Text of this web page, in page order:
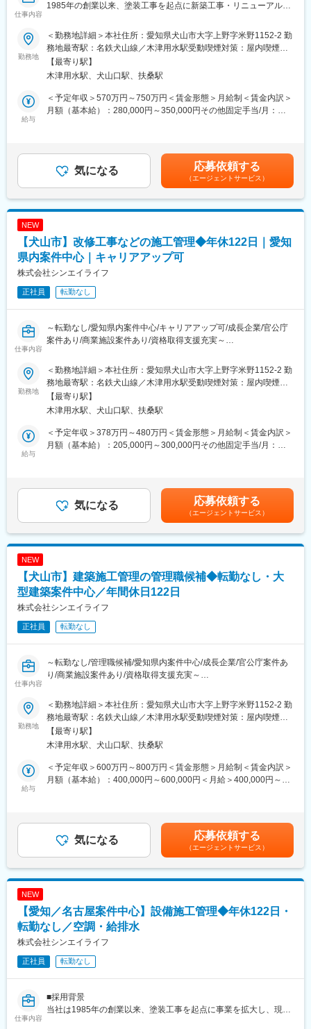
今回の募集は労務専任機能の強化を目的とした新設ポジションで
既存業務を引き継ぐだけではなく、より効率的かつ正確な労務管
理体制を構築していく役割も期待しています。事業の成長に伴い
従業員数も増加しているため、労務の重要性は今後ますます高ま
っていきます。
給与計算や社会保険業務に加え、勤怠管理や制度運用など幅広い
経験を積むことができるため、労務として専門性を高めながら長
期的なキャリア形成が可能です。
■当社について
建物塗装工事で培った技術力を強みに、修繕工事・耐震補強工
事・新築工事・不動産開発事業へと事業領域を拡大しています。
2020年に完成した本社にはトレーニングジムやゴルフ練習施設を
併設しており、社員が健康的に働ける環境づくりにも力を入れて
います。
変更の範囲：会社の定める業務
仕事内容
1985年の創業以来、塗装工事を起点に新築工事・リニューアル工
社。近年は工場・倉庫・事務所・店舗などの新築案件が増加して
おり、設計体制の強化を進めています。
今後もさらなる事業拡大を見据え、設計部門の中核人材として活
躍いただける方を募集します。
■職務概要
建物（工場/倉庫/事務所/集合住宅/店舗等）の設計をお任せしま
■業務内容
・顧客との打ち合わせ
＜規模感＞
RC造/S造1000m2～3000m2
＜お客様＞
設計業務だけに留まらず、お客様との打ち合わせから設計監理ま
で担当します。自分が考えた建物が完成していく過程を近くで見
＜幅広い建築物を経験できる＞
工場・倉庫・店舗・事務所・集合住宅など、多様な建築物に携わ
ります。
は最適な環境です。
・直行直帰可能
・繁忙期に土曜出勤した場合は案件完了後に連休取得も可能
・年間休日122日
・完全週休2日制（土日祝）
■当社について
当社は1985年創業の総合建設会社です。
事・新築工事・アスベスト除去工事・不動産開発事業まで幅広く
展開しています。建設業と不動産事業のシナジーを活かし、土地
で提供しています。
変更の範囲：会社の定める業務
勤務地
＜勤務地詳細＞本社住所：愛知県犬山市大字上野字米野1152-2 勤
務地最寄駅：名鉄犬山線／木津用水駅受動喫煙対策：屋内喫煙可
能場所あり変更の範囲：無
【最寄り駅】
木津用水駅、犬山口駅、扶桑駅
給与
＜予定年収＞570万円～750万円＜賃金形態＞月給制＜賃金内訳＞
月額（基本給）：280,000円～350,000円その他固定手当/月：
はあくまでも目安の金額であり、選考を通じて上下する可能性が
あります。月給(月額)は固定手当を含めた表記です。
気になる 応募依頼する
（エージェントサービス）
NEW
【犬山市】改修工事などの施工管理◆年休122日｜愛知
県内案件中心｜キャリアアップ可
株式会社シンエイライフ
正社員 転勤なし
仕事内容
～転勤なし/愛知県内案件中心/キャリアアップ可/成長企業/官公庁
案件あり/商業施設案件あり/資格取得支援充実～
■募集背景
1985年の創業以来、塗装工事を中心に事業を拡大し、現在では建
築工事、リニューアル工事、不動産開発まで幅広く展開している
当社。
安定した経営基盤のもと受注拡大を続けており、さらなる事業成
長と組織強化を目的として募集します。
これまで培ってきた施工管理経験を活かしながら、将来的には組
■概要
古くなった学校やマンション等を綺麗に再生させる「改修工事」
の指揮役です。職人さんの手配、スケジュール調整、安全確認な
まずは先輩の隣で、iPadを使った写真撮影や簡単な書類作成から
スタート。専門知識は入社後に少しずつ覚えれば大丈夫です。一
番大切なのは、職人さんに敬意を持って接し、現場のチームワー
はこの仕事ならではの特権です。引渡し後の連休取得など、メリ
■働き方
担当エリアは愛知県内が中心です。遠方への長期出張や宿泊を伴
行直帰にも対応しており、現場状況に応じて効率的に業務を進め
られます。
転勤もないため、愛知で長期的なキャリア形成を希望する方に適
した環境です。
■当社の特徴
当社は建築工事、リニューアル工事、塗装工事、不動産開発など
大手建設会社や官公庁との取引実績も豊富で、景気変動の影響を
受けにくい事業体制を実現しています。
勤務地
＜勤務地詳細＞本社住所：愛知県犬山市大字上野字米野1152-2 勤
務地最寄駅：名鉄犬山線／木津用水駅受動喫煙対策：屋内喫煙可
能場所あり変更の範囲：会社の定める事業所
【最寄り駅】
木津用水駅、犬山口駅、扶桑駅
給与
＜予定年収＞378万円～480万円＜賃金形態＞月給制＜賃金内訳＞
月額（基本給）：205,000円～300,000円その他固定手当/月：
金はあくまでも目安の金額であり、選考を通じて上下する可能性
があります。月給(月額)は固定手当を含めた表記です。
気になる 応募依頼する
（エージェントサービス）
NEW
【犬山市】建築施工管理の管理職候補◆転勤なし・大
型建築案件中心／年間休日122日
株式会社シンエイライフ
正社員 転勤なし
仕事内容
～転勤なし/管理職候補/愛知県内案件中心/成長企業/官公庁案件あ
り/商業施設案件あり/資格取得支援充実～
■募集背景
1985年の創業以来、塗装工事を中心に事業を拡大し、現在では建
築工事、リニューアル工事、不動産開発まで幅広く展開している
当社。
安定した経営基盤のもと受注拡大を続けており、さらなる事業成
長と組織強化を目的として、建築施工管理部門の管理職候補を募
集します。
■業務内容
建築施工管理部門の管理職としてご活躍頂きます。当社は新築か
【本部署施工実績】
久屋大通パーク/JRゲートタワー/ノリタケイオンモール、イーア
ス春日井 等
【企業施工実績】
設、マンション等の新築や改修業務を担当する建築部となりま
す。
勤務地
＜勤務地詳細＞本社住所：愛知県犬山市大字上野字米野1152-2 勤
務地最寄駅：名鉄犬山線／木津用水駅受動喫煙対策：屋内喫煙可
能場所あり変更の範囲：会社の定める事業所
【最寄り駅】
木津用水駅、犬山口駅、扶桑駅
給与
＜予定年収＞600万円～800万円＜賃金形態＞月給制＜賃金内訳＞
月額（基本給）：400,000円～600,000円＜月給＞400,000円～
て上下する可能性があります。月給(月額)は固定手当を含めた表記
です。 気になる 応募依頼する
（エージェントサービス）
NEW
【愛知／名古屋案件中心】設備施工管理◆年休122日・
転勤なし／空調・給排水
株式会社シンエイライフ
正社員 転勤なし
仕事内容
■採用背景
当社は1985年の創業以来、塗装工事を起点に事業を拡大し、現在